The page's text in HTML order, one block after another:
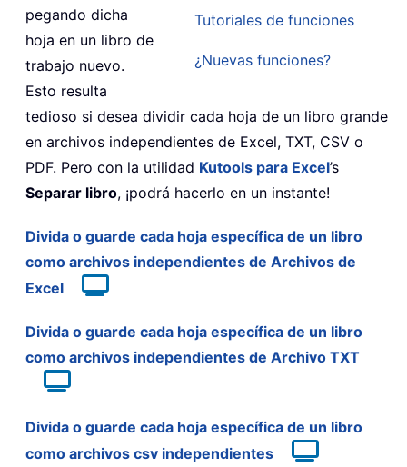
Tutoriales de funciones
¿Nuevas funciones?
pegando dicha
hoja en un libro de
trabajo nuevo.
Esto resulta
tedioso si desea dividir cada hoja de un libro grande
en archivos independientes de Excel, TXT, CSV o
PDF. Pero con la utilidad Kutools para Excel’s
Separar libro, ¡podrá hacerlo en un instante!
Divida o guarde cada hoja específica de un libro
como archivos independientes de Archivos de
Excel
Divida o guarde cada hoja específica de un libro
como archivos independientes de Archivo TXT
Divida o guarde cada hoja específica de un libro
como archivos csv independientes